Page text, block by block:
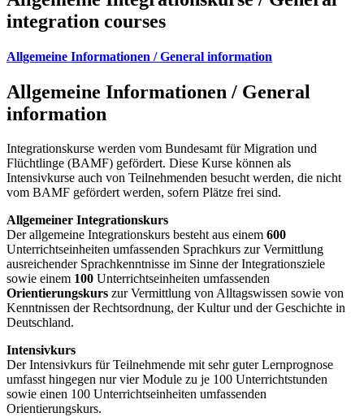
integration courses
Allgemeine Informationen / General information
Allgemeine Informationen / General
information
Integrationskurse werden vom Bundesamt für Migration und
Flüchtlinge (BAMF) gefördert. Diese Kurse können als
Intensivkurse auch von Teilnehmenden besucht werden, die nicht
vom BAMF gefördert werden, sofern Plätze frei sind.
Allgemeiner Integrationskurs
Der allgemeine Integrationskurs besteht aus einem 600
Unterrichtseinheiten umfassenden Sprachkurs zur Vermittlung
ausreichender Sprachkenntnisse im Sinne der Integrationsziele
sowie einem 100 Unterrichtseinheiten umfassenden
Orientierungskurs zur Vermittlung von Alltagswissen sowie von
Kenntnissen der Rechtsordnung, der Kultur und der Geschichte in
Deutschland.
Intensivkurs
Der Intensivkurs für Teilnehmende mit sehr guter Lernprognose
umfasst hingegen nur vier Module zu je 100 Unterrichtstunden
sowie einen 100 Unterrichtseinheiten umfassenden
Orientierungskurs.